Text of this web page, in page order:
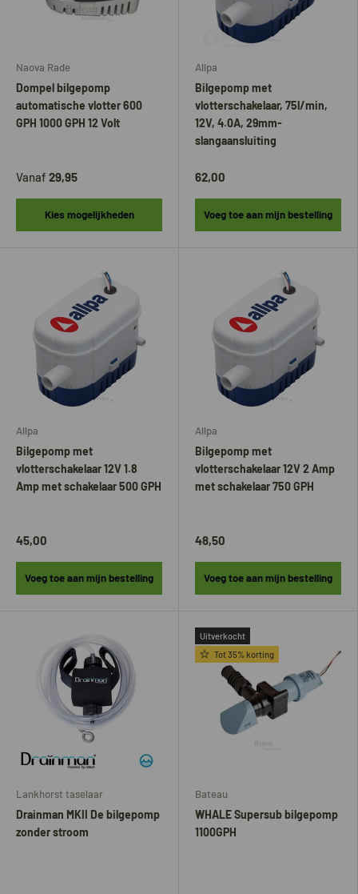
Naova Rade
Dompel bilgepomp
automatische vlotter 600
GPH 1000 GPH 12 Volt
Vanaf 29,95
Kies mogelijkheden
Allpa
Bilgepomp met
vlotterschakelaar, 75l/min,
12V, 4.0A, 29mm-
slangaansluiting
62,00
Voeg toe aan mijn bestelling
Allpa
Bilgepomp met
vlotterschakelaar 12V 1.8
Amp met schakelaar 500 GPH
45,00
Voeg toe aan mijn bestelling
Allpa
Bilgepomp met
vlotterschakelaar 12V 2 Amp
met schakelaar 750 GPH
48,50
Voeg toe aan mijn bestelling
Lankhorst taselaar
Drainman MKII De bilgepomp
zonder stroom
Uitverkocht
Tot 35% korting
Bateau
WHALE Supersub bilgepomp
1100GPH